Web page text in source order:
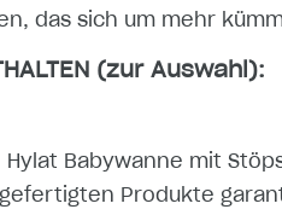
das sich um mehr
(zur Auswahl):
Babywanne mit
Produkte